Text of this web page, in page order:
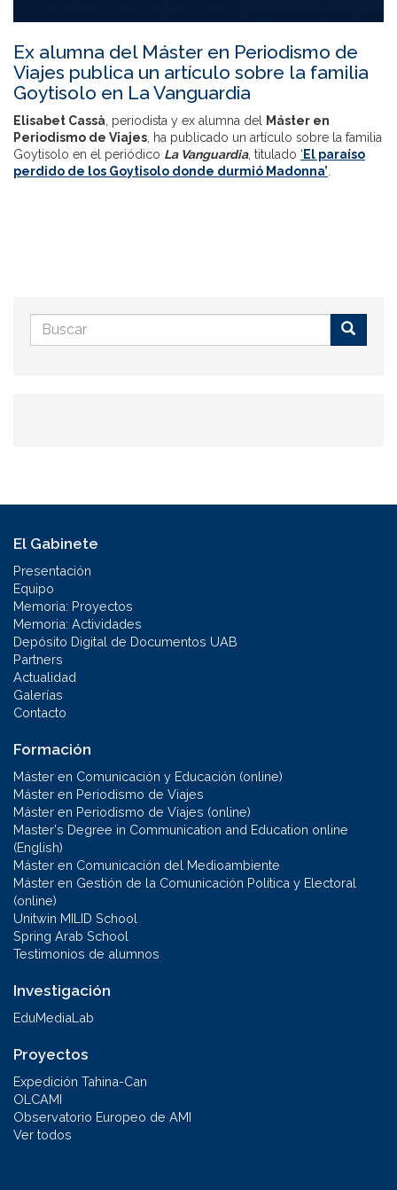
Ex alumna del Máster en Periodismo de
Viajes publica un artículo sobre la familia
Goytisolo en La Vanguardia
Elisabet Cassà , periodista y ex alumna del Máster en
Periodismo de Viajes , ha publicado un artículo sobre la familia
Goytisolo en el periódico La Vanguardia, titulado ‘El paraíso
perdido de los Goytisolo donde durmió Madonna’
Formulario
de
El Gabinete
Presentación
Equipo
Memoria: Proyectos
Memoria: Actividades
Depósito Digital de Documentos UAB
Partners
Actualidad
Galerías
Contacto
Formación
Máster en Comunicación y Educación (online)
Máster en Periodismo de Viajes
Máster en Periodismo de Viajes (online)
Master's Degree in Communication and Education online
(English)
Máster en Comunicación del Medioambiente
Máster en Gestión de la Comunicación Política y Electoral
(online)
Unitwin MILID School
Spring Arab School
Testimonios de alumnos
Investigación
EduMediaLab
Proyectos
Expedición Tahina-Can
OLCAMI
Observatorio Europeo de AMI
Ver todos